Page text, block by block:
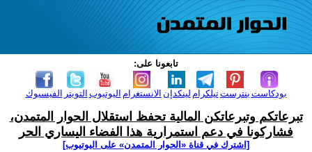
تابعونا على:
الفيسبوك التويتر اليوتيوب الانستغرام لينكدإن تيلكرامبنترست بودكاست
تبرعاتكم وتبرعاتكن المالية تحفظ استقلال الحوار المتمدن،
فشاركونا في دعم استمرارية هذا الفضاء اليساري الحر
[اشترك في قناة ‫«الحوار المتمدن» على اليوتيوب]